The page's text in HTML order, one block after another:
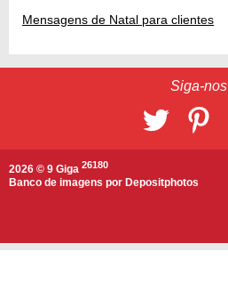
Mensagens de Natal para clientes
Siga-nos
2026 © 9 Giga 26180
Banco de imagens por Depositphotos